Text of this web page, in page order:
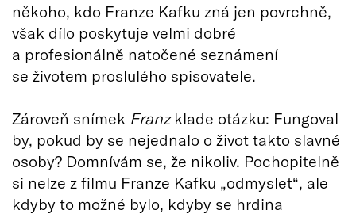
někoho, kdo Franze Kafku zná jen povrchně,
však dílo poskytuje velmi dobré
a profesionálně natočené seznámení
se životem proslulého spisovatele.
Zároveň snímek Franzklade otázku: Fungoval
by, pokud by se nejednalo o život takto slavné
osoby? Domnívám se, že nikoliv. Pochopitelně
si nelze z filmu Franze Kafku „odmyslet“, ale
kdyby to možné bylo, kdyby se hrdina